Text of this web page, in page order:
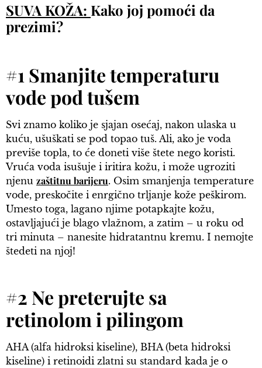
SUVA KOŽA: Kako joj pomoći da
prezimi?
#1 Smanjite temperaturu
vode pod tušem
Svi znamo koliko je sjajan osećaj, nakon ulaska u
kuću, ušuškati se pod topao tuš. Ali, ako je voda
previše topla, to će doneti više štete nego koristi.
Vruća voda isušuje i iritira kožu, i može ugroziti
njenu zaštitnu barijeru. Osim smanjenja temperature
vode, preskočite i enrgično trljanje kože peškirom.
Umesto toga, lagano njime potapkajte kožu,
ostavljajući je blago vlažnom, a zatim – u roku od
tri minuta – nanesite hidratantnu kremu. I nemojte
štedeti na njoj!
#2 Ne preterujte sa
retinolom i pilingom
AHA (alfa hidroksi kiseline), BHA (beta hidroksi
kiseline) i retinoidi zlatni su standard kada je o